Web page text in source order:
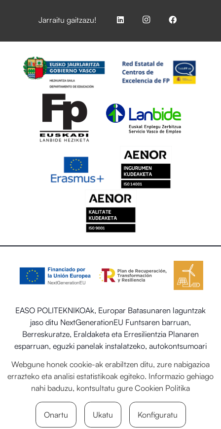
Jarraitu gaitzazu!
EASO POLITEKNIKOAk, Europar Batasunaren laguntzak
jaso ditu NextGenerationEU Funtsaren barruan,
Berreskuratze, Eraldaketa eta Erresilientzia Planaren
esparruan, eguzki panelak instalatzeko, autokontsumoari
berriztagarriekin, baita ere Trantsizio Ekologikorako eta
Erronka Demografikorako Ministerioaren egoitza-
sektorearen sistema termiko berriztagarriak ezartzea.
Webgune honek cookie-ak erabiltzen ditu, zure nabigazioa
errazteko eta analisi estatistikoak egiteko. Informazio gehiago
nahi baduzu, kontsultatu gure Cookien Politika
Onartu Ukatu Konfiguratu